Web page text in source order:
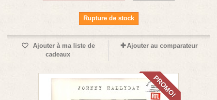
Rupture de stock
Ajouter à ma liste de
cadeaux
Ajouter au comparateur
PROMO!